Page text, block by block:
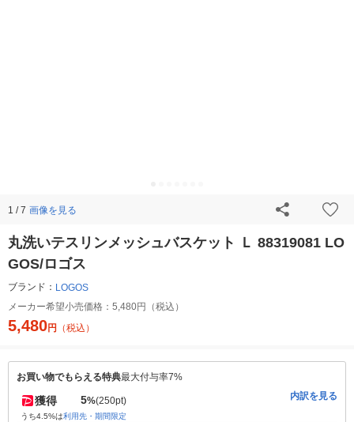
1 / 7 画像を見る
丸洗いテスリンメッシュバスケット Ｌ 88319081 LO
GOS/ロゴス
ブランド： LOGOS
メーカー希望小売価格： 5,480円（税込）
5,480円 （税込）
お買い物でもらえる特典最大付与率7%
獲得 5%(250pt)
うち4.5%は利用先・期間限定
内訳を見る